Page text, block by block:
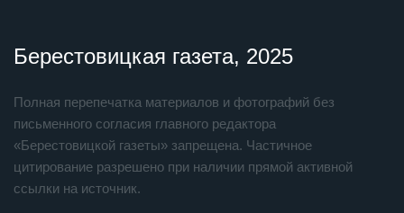
Берестовицкая газета, 2025
Полная перепечатка материалов и фотографий без
письменного согласия главного редактора
«Берестовицкой газеты» запрещена. Частичное
цитирование разрешено при наличии прямой активной
ссылки на источник.